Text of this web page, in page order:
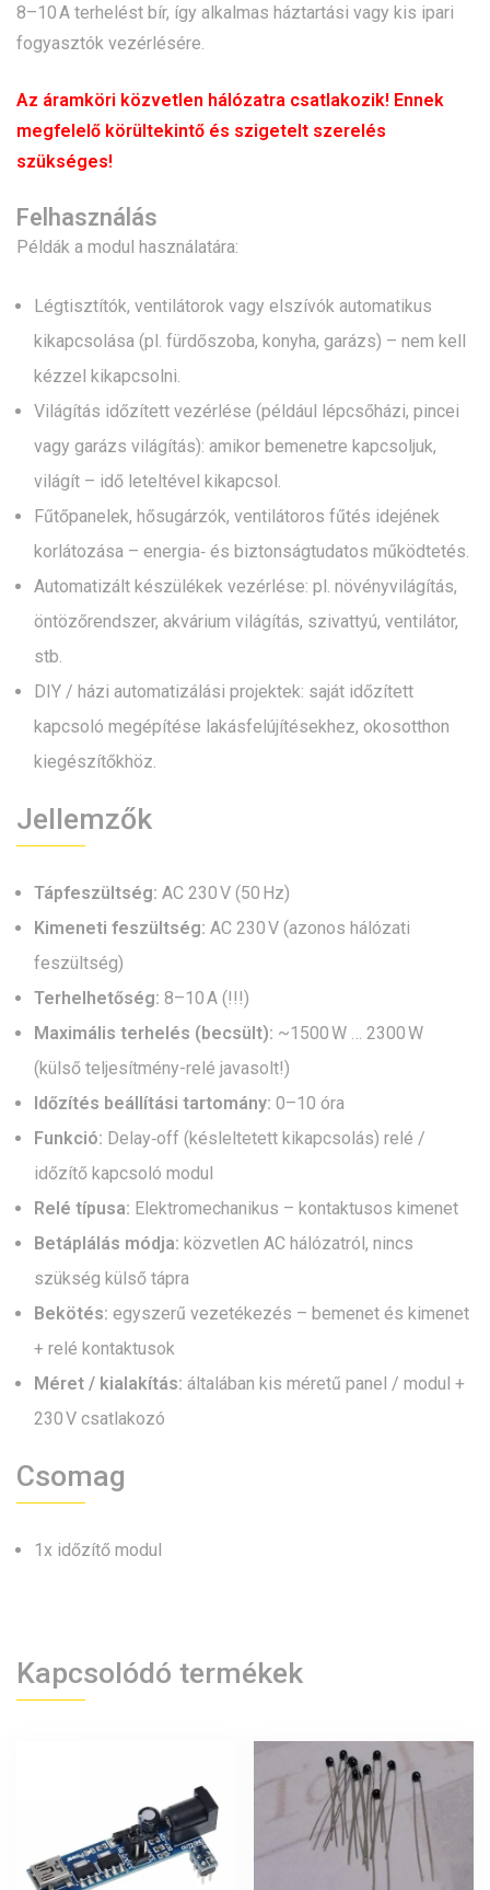
8–10 A terhelést bír, így alkalmas háztartási vagy kis ipari
fogyasztók vezérlésére.
Az áramköri közvetlen hálózatra csatlakozik! Ennek
megfelelő körültekintő és szigetelt szerelés
szükséges!
Felhasználás
Példák a modul használatára:
Légtisztítók, ventilátorok vagy elszívók automatikus
kikapcsolása (pl. fürdőszoba, konyha, garázs) – nem kell
kézzel kikapcsolni.
Világítás időzített vezérlése (például lépcsőházi, pincei
vagy garázs világítás): amikor bemenetre kapcsoljuk,
világít – idő leteltével kikapcsol.
Fűtőpanelek, hősugárzók, ventilátoros fűtés idejének
korlátozása – energia‑ és biztonságtudatos működtetés.
Automatizált készülékek vezérlése: pl. növényvilágítás,
öntözőrendszer, akvárium világítás, szivattyú, ventilátor,
stb.
DIY / házi automatizálási projektek: saját időzített
kapcsoló megépítése lakásfelújítésekhez, okosotthon
kiegészítőkhöz.
Jellemzők
Tápfeszültség: AC 230 V (50 Hz)
Kimeneti feszültség: AC 230 V (azonos hálózati
feszültség)
Terhelhetőség: 8–10 A (!!!)
Maximális terhelés (becsült): ~1500 W … 2300 W
(külső teljesítmény-relé javasolt!)
Időzítés beállítási tartomány: 0–10 óra
Funkció: Delay‑off (késleltetett kikapcsolás) relé /
időzítő kapcsoló modul
Relé típusa: Elektromechanikus – kontaktusos kimenet
Betáplálás módja: közvetlen AC hálózatról, nincs
szükség külső tápra
Bekötés: egyszerű vezetékezés – bemenet és kimenet
+ relé kontaktusok
Méret / kialakítás: általában kis méretű panel / modul +
230 V csatlakozó
Csomag
1x időzítő modul
Kapcsolódó termékek